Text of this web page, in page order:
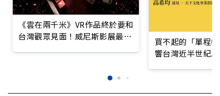
《雲在兩千米》VR作品終於要和
台灣觀眾見面！威尼斯影展最佳
買不起的「單程
響台灣近半世紀